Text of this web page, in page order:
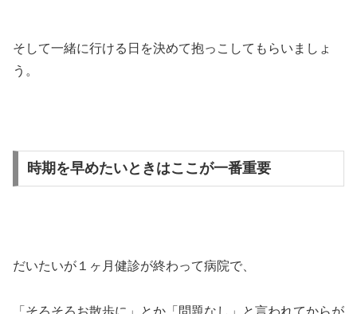
そして一緒に行ける日を決めて抱っこしてもらいましょ
う。
時期を早めたいときはここが一番重要
だいたいが１ヶ月健診が終わって病院で、
「そろそろお散歩に」とか「問題なし」と言われてからが